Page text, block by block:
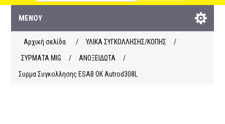
ΜΕΝΟΎ
Αρχική σελίδα / ΥΛΙΚΑ ΣΥΓΚΟΛΛΗΣΗΣ/ΚΟΠΗΣ
/
ΣΥΡΜΑΤΑ ΜΙG
/ ΑΝΟΞΕΙΔΩΤΑ
/
Συρμα Συγκολλησης ESAB ΟΚ Autrod308L